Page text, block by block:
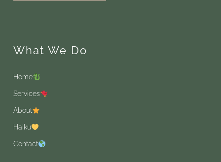
What We Do
Home
Services
About
Haiku
Contact